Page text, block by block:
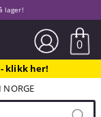
lager!
0
klikk her!
NORGE